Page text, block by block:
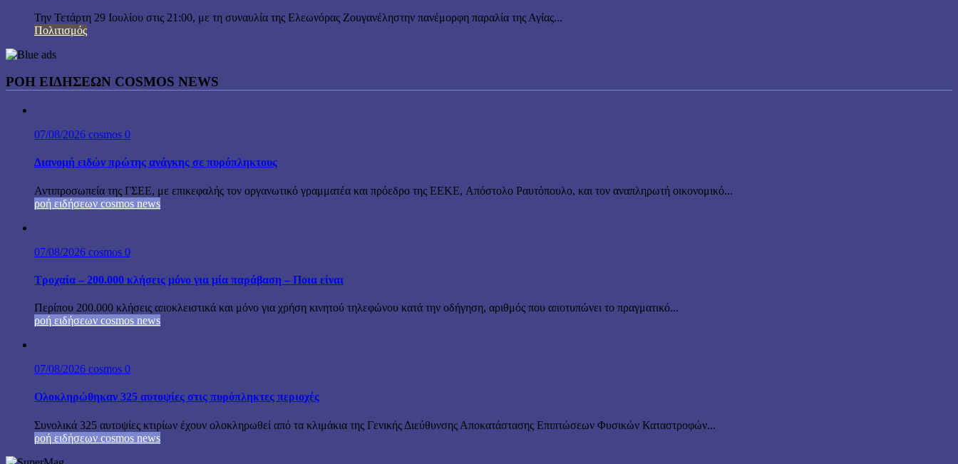
Την Τετάρτη 29 Ιουλίου στις 21:00, με τη συναυλία της Ελεωνόρας Ζουγανέληστην πανέμορφη παραλία της Αγίας...
Πολιτισμός
ΡΟΗ ΕΙΔΗΣΕΩΝ COSMOS NEWS
07/08/2026 cosmos 0
Διανομή ειδών πρώτης ανάγκης σε πυρόπληκτους
Αντιπροσωπεία της ΓΣΕΕ, με επικεφαλής τον οργανωτικό γραμματέα και πρόεδρο της ΕΕΚΕ, Απόστολο Ραυτόπουλο, και τον αναπληρωτή οικονομικό...
ροή ειδήσεων cosmos news
07/08/2026 cosmos 0
Τροχαία – 200.000 κλήσεις μόνο για μία παράβαση – Ποια είναι
Περίπου 200.000 κλήσεις αποκλειστικά και μόνο για χρήση κινητού τηλεφώνου κατά την οδήγηση, αριθμός που αποτυπώνει το πραγματικό...
ροή ειδήσεων cosmos news
07/08/2026 cosmos 0
Ολοκληρώθηκαν 325 αυτοψίες στις πυρόπληκτες περιοχές
Συνολικά 325 αυτοψίες κτιρίων έχουν ολοκληρωθεί από τα κλιμάκια της Γενικής Διεύθυνσης Αποκατάστασης Επιπτώσεων Φυσικών Καταστροφών...
ροή ειδήσεων cosmos news